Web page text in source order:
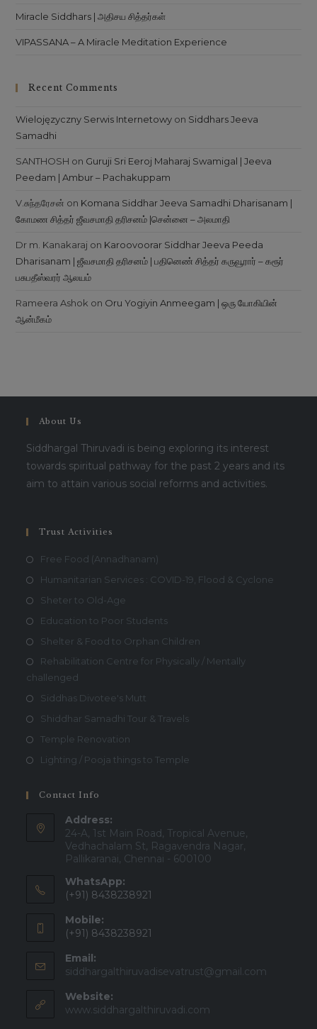
Miracle Siddhars | அதிசய சித்தர்கள்
VIPASSANA – A Miracle Meditation Experience
Recent Comments
Wielojęzyczny Serwis Internetowy on Siddhars Jeeva
Samadhi
SANTHOSH on Guruji Sri Eeroj Maharaj Swamigal | Jeeva
Peedam | Ambur – Pachakuppam
V.சுந்தரேசன் on Komana Siddhar Jeeva Samadhi Dharisanam |
கோமண சித்தர் ஜீவசமாதி தரிசனம் |சென்னை – அலமாதி
Dr m. Kanakaraj on Karoovoorar Siddhar Jeeva Peeda
Dharisanam | ஜீவசமாதி தரிசனம் | பதினெண் சித்தர் கருவூரார் – கரூர்
பசுபதீஸ்வரர் ஆலயம்
Rameera Ashok on Oru Yogiyin Anmeegam | ஒரு யோகியின்
ஆன்மீகம்
About Us
Siddhargal Thiruvadi is being exploring its interest
towards spiritual pathway for the past 2 years and its
aim to attain various social reforms and activities.
Trust Activities
Free Food (Annadhanam)
Humanitarian Services : COVID-19, Flood & Cyclone
Sheter to Old-Age
Education to Poor Students
Shelter & Food to Orphan Children
Rehabilitation Centre for Physically / Mentally
challenged
Siddhas Divotee's Mutt
Shiddhar Samadhi Tour & Travels
Temple Renovation
Lighting / Pooja things to Temple
Contact Info
Address:
24-A, 1st Main Road, Tropical Avenue,
Vedhachalam St, Ragavendra Nagar,
Pallikaranai, Chennai - 600100
WhatsApp:
(+91) 8438238921
Mobile:
(+91) 8438238921
Email:
siddhargalthiruvadisevatrust@gmail.com
Website:
www.siddhargalthiruvadi.com